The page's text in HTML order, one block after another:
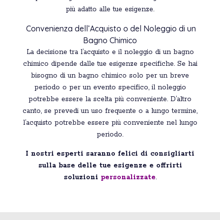
più adatto alle tue esigenze.
Convenienza dell’Acquisto o del Noleggio di un
Bagno Chimico
La decisione tra l’acquisto e il noleggio di un bagno
chimico dipende dalle tue esigenze specifiche. Se hai
bisogno di un bagno chimico solo per un breve
periodo o per un evento specifico, il noleggio
potrebbe essere la scelta più conveniente. D’altro
canto, se prevedi un uso frequente o a lungo termine,
l’acquisto potrebbe essere più conveniente nel lungo
periodo.
I nostri esperti saranno felici di consigliarti
sulla base delle tue esigenze e offrirti
soluzioni personalizzate.